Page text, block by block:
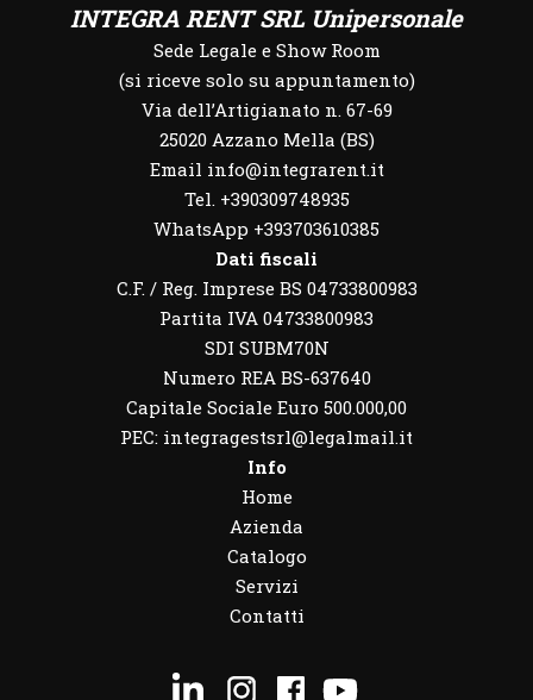
INTEGRA RENT SRL Unipersonale
Sede Legale e Show Room
(si riceve solo su appuntamento)
Via dell’Artigianato n. 67-69
25020 Azzano Mella (BS)
Email info@integrarent.it
Tel. +390309748935
WhatsApp +393703610385
Dati fiscali
C.F. / Reg. Imprese BS 04733800983
Partita IVA 04733800983
SDI SUBM70N
Numero REA BS-637640
Capitale Sociale Euro 500.000,00
PEC: integragestsrl@legalmail.it
Info
Home
Azienda
Catalogo
Servizi
Contatti